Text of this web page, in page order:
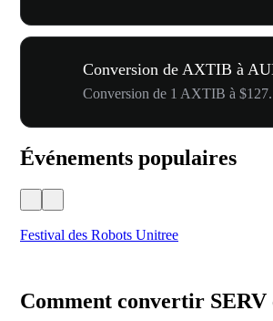
Conversion de AXTIB à
Conversion de 1 AXTIB à
Événements populaires
Festival des Robots Unitree
Comment convertir SERV